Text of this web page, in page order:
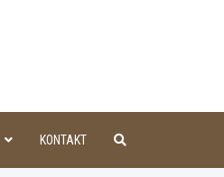
KONTAKT